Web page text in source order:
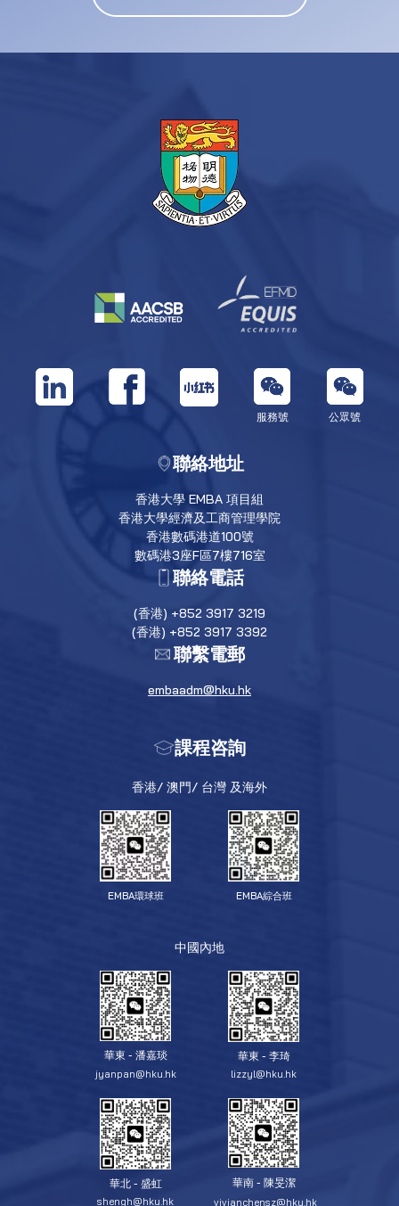
服務號 公眾號
聯絡地址
香港大學 EMBA 項目組
香港大學經濟及工商管理學院
香港數碼港道100號
數碼港3座F區7樓716室
聯絡電話
(香港) +852 3917 3219
(香港) +852 3917 3392
聯繫電郵
embaadm@hku.hk
課程咨詢
香港/ 澳門/ 台灣 及海外
EMBA環球班 EMBA綜合班
中國內地
華東 - 潘嘉琰
jyanpan@hku.hk
華東 - 李琦
lizzyl@hku.hk
華北 - 盛虹
shengh@hku.hk
華南 - 陳旻潔
vivianchensz@hku.hk